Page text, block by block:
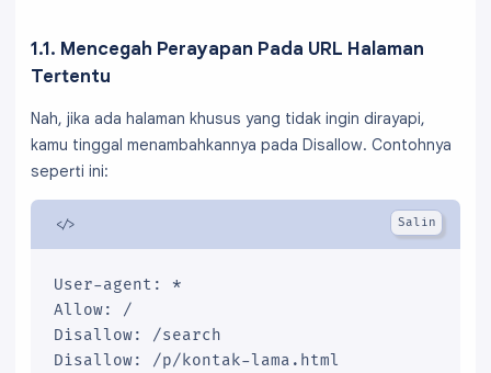
1.1. Mencegah Perayapan Pada URL Halaman
Tertentu
Nah, jika ada halaman khusus yang tidak ingin dirayapi,
kamu tinggal menambahkannya pada Disallow. Contohnya
seperti ini:
User-agent: *
Allow: /
Disallow: /search
Disallow: /p/kontak-lama.html